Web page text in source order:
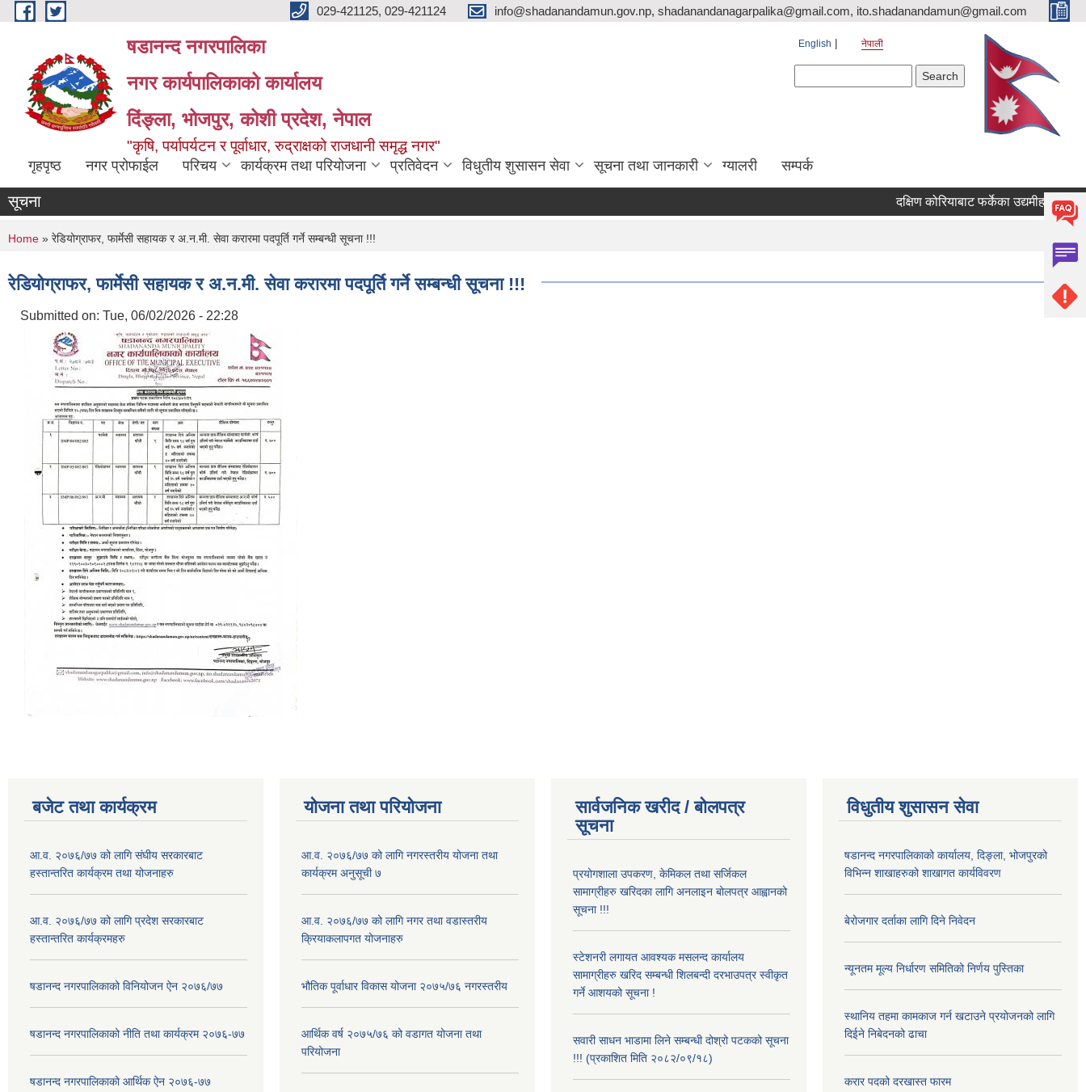
Skip to main content 029-421125, 029-421124 info@shadanandamun.gov.np, shadanandanagarpalika@gmail.com, ito.shadanandamun@gmail.com
षडानन्द नगरपालिका
नगर कार्यपालिकाको कार्यालय
दिंङ्ला, भोजपुर, कोशी प्रदेश, नेपाल
"कृषि, पर्यापर्यटन र पूर्वाधार, रुद्राक्षको राजधानी समृद्ध नगर"
English नेपाली
गृहपृष्ठ नगर प्रोफाईल परिचय कार्यक्रम तथा परियोजना प्रतिवेदन विधुतीय शुसासन सेवा सूचना तथा जानकारी ग्यालरी सम्पर्क
सूचना दक्षिण कोरियाबाट फर्केका उद्यमीहरुका
You are here
Home » रेडियोग्राफर, फार्मेसी सहायक र अ.न.मी. सेवा करारमा पदपूर्ति गर्ने सम्बन्धी सूचना !!!
रेडियोग्राफर, फार्मेसी सहायक र अ.न.मी. सेवा करारमा पदपूर्ति गर्ने सम्बन्धी सूचना !!!
Submitted on: Tue, 06/02/2026 - 22:28
बजेट तथा कार्यक्रम
आ.व. २०७६/७७ को लागि संघीय सरकारबाट
हस्तान्तरित कार्यक्रम तथा योजनाहरु
आ.व. २०७६/७७ को लागि प्रदेश सरकारबाट
हस्तान्तरित कार्यक्रमहरु
षडानन्द नगरपालिकाको विनियोजन ऐन २०७६/७७
षडानन्द नगरपालिकाको नीति तथा कार्यक्रम २०७६-७७
षडानन्द नगरपालिकाको आर्थिक ऐन २०७६-७७
योजना तथा परियोजना
आ.व. २०७६/७७ को लागि नगरस्तरीय योजना तथा
कार्यक्रम अनुसूची ७
आ.व. २०७६/७७ को लागि नगर तथा वडास्तरीय
क्रियाकलापगत योजनाहरु
भौतिक पूर्वाधार विकास योजना २०७५/७६ नगरस्तरीय
आर्थिक वर्ष २०७५/७६ को वडागत योजना तथा
परियोजना
सार्वजनिक खरीद / बोलपत्र
सूचना
प्रयोगशाला उपकरण, केमिकल तथा सर्जिकल
सामाग्रीहरु खरिदका लागि अनलाइन बोलपत्र आह्वानको
सूचना !!!
स्टेशनरी लगायत आवश्यक मसलन्द कार्यालय
सामाग्रीहरु खरिद सम्बन्धी शिलबन्दी दरभाउपत्र स्वीकृत
गर्ने आशयको सूचना !
सवारी साधन भाडामा लिने सम्बन्धी दोश्रो पटकको सूचना
!!! (प्रकाशित मिति २०८२/०९/१८)
विधुतीय शुसासन सेवा
षडानन्द नगरपालिकाको कार्यालय, दिङ्ला, भोजपुरको
विभिन्न शाखाहरुको शाखागत कार्यविवरण
बेरोजगार दर्ताका लागि दिने निवेदन
न्यूनतम मूल्य निर्धारण समितिको निर्णय पुस्तिका
स्थानिय तहमा कामकाज गर्न खटाउने प्रयोजनको लागि
दिईने निबेदनको ढाचा
करार पदको दरखास्त फारम